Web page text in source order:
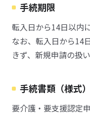
手続期限
転入日から14日以内
なお、転入日から14
きず、新規申請の扱
手続書類（様式）
要介護・要支援認定